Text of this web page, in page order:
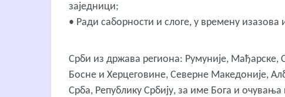
заједници;
• Ради саборности и слоге, у времену
Срби из држава региона: Румуније, Мађарске,
Босне и Херцеговине, Северне Македоније,
Срба, Републику Србију, за име Бога и